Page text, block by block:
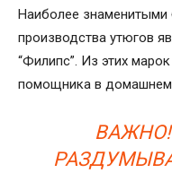
Наиболее знаменитыми
производства утюгов
“Филипс”. Из этих
помощника в домашнем